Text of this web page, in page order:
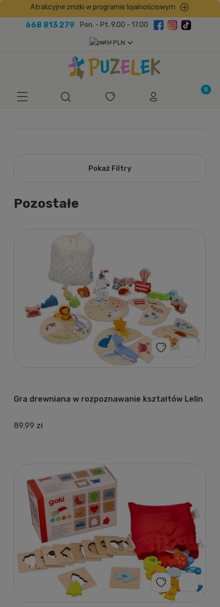
668 813 279 Pon. - Pt. 9.00 - 17.00
Atrakcyjne zniżki w programie lojalnościowym
Pokaż Filtry
Pozostałe
Gra drewniana w rozpoznawanie kształtów Lelin
89,99 zł